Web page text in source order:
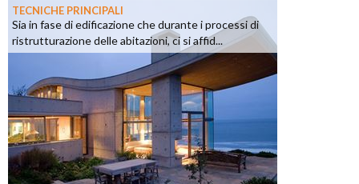
TECNICHE PRINCIPALI
Sia in fase di edificazione che durante i processi di
ristrutturazione delle abitazioni, ci si affid...